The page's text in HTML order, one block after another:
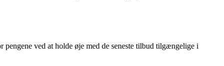
ved at holde øje med de seneste tilbud tilgængelige i